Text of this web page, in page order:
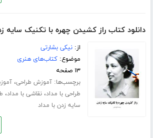
دانلود کتاب راز کشیدن چهره با تکنیک سایه
از:نیکی بشارتی
موضوع:کتاب‌های هنری
۱۳ صفحه
برچسب‌ها:آموزش طراحی،
طراحی با مداد،نقاشی با مداد،
سایه زدن با مداد